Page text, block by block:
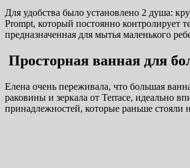
Для удобства было установлено 2 душа:
Prompt, который постоянно контролирует
предназначенная для мытья маленького
Просторная ванная для
Елена очень переживала, что большая
раковины и зеркала от Terrace, идеально
принадлежностей, которые раньше